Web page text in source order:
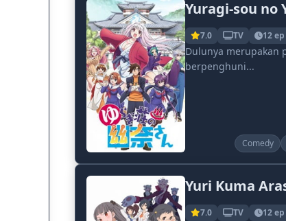
Yuragi-sou no
7.0 TV 12 ep
Dulunya merupakan
berpenghuni...
Comedy
Yuri Kuma
7.0 TV 12 ep